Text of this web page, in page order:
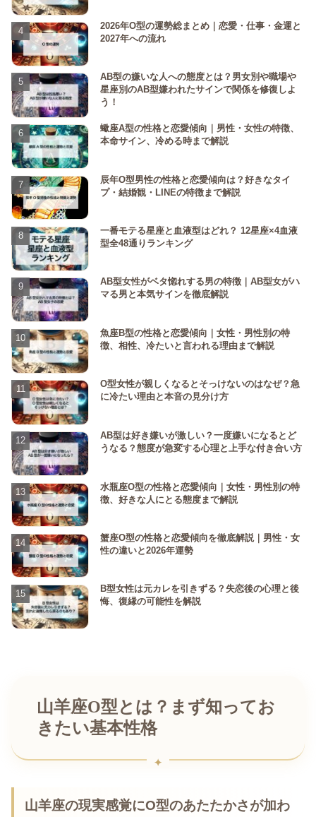
2026年O型の運勢総まとめ｜恋愛・仕事・金運と
2027年への流れ
AB型の嫌いな人への態度とは？男女別や職場や
星座別のAB型嫌われたサインで関係を修復しよ
う！
蠍座A型の性格と恋愛傾向｜男性・女性の特徴、
本命サイン、冷める時まで解説
辰年O型男性の性格と恋愛傾向は？好きなタイ
プ・結婚観・LINEの特徴まで解説
一番モテる星座と血液型はどれ？ 12星座×4血液
型全48通りランキング
AB型女性がベタ惚れする男の特徴｜AB型女がハ
マる男と本気サインを徹底解説
魚座B型の性格と恋愛傾向｜女性・男性別の特
徴、相性、冷たいと言われる理由まで解説
O型女性が親しくなるとそっけないのはなぜ？急
に冷たい理由と本音の見分け方
AB型は好き嫌いが激しい？一度嫌いになるとど
うなる？態度が急変する心理と上手な付き合い方
水瓶座O型の性格と恋愛傾向｜女性・男性別の特
徴、好きな人にとる態度まで解説
蟹座O型の性格と恋愛傾向を徹底解説｜男性・女
性の違いと2026年運勢
B型女性は元カレを引きずる？失恋後の心理と後
悔、復縁の可能性を解説
山羊座O型とは？まず知ってお
きたい基本性格
山羊座の現実感覚にO型のあたたかさが加わ